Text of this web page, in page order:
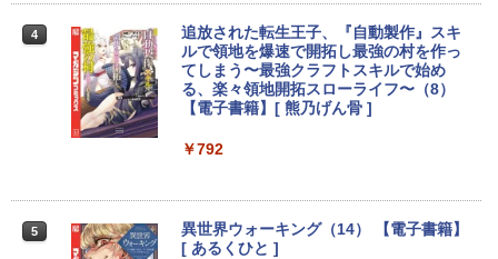
Core i3/i5 大容量 メモリー テンキ カメ
ラ ドライブ 選択可 Bluetooth 型落ちモ
デル ノートPC 有名メーカー
￥13,800
nic Let's note CF-XZ6 12.0型軽量 超高
解像QHD(2160x1440) タッチパネル Cor
e i5-7300U vPro メモリ8GB SSD256GB
3
[VETESA正規販売店]デスクトップパソ
コン PC 一体型 新品 Windows11 27型 C
ore i7 第4世代 Office付き メモリ16GB
SSD512GB 初期設定済 ホワイト ブラッ
ク
￥69,800
4
GMKtec GMK-K8 PLUS-32/1T-W11Pro
(8845HS)
ター 14インチ フルHD IPSパネル 非光沢
タッチ式/非タッチ式選択可能 Type-C対
応 HDMI VESA対応 モニター 持ち運び
サブディスプレイ デュアルモニター テレ
ワーク ミニPC対応 EVICIV
Acer 27インチ フルHD 144Hz 1ms(VR
B) IPS 非光沢 sRGB 99% AMD FreeSyn
c ブラックブースト VRB対応 ブルーライ
4
追放された転生王子、『自動製作』スキ
ルで領地を爆速で開拓し最強の村を作っ
てしまう〜最強クラフトスキルで始め
る、楽々領地開拓スローライフ〜（8）
【電子書籍】[ 熊乃げん骨 ]
￥792
5
異世界ウォーキング（14） 【電子書籍】
[ あるくひと ]